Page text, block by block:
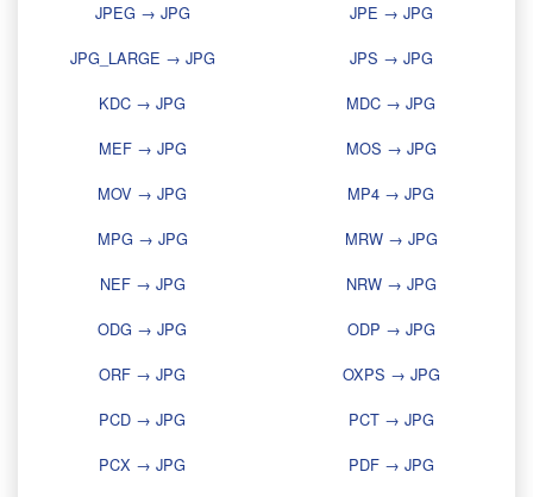
JPEG → JPG
JPE → JPG
JPG_LARGE → JPG
JPS → JPG
KDC → JPG
MDC → JPG
MEF → JPG
MOS → JPG
MOV → JPG
MP4 → JPG
MPG → JPG
MRW → JPG
NEF → JPG
NRW → JPG
ODG → JPG
ODP → JPG
ORF → JPG
OXPS → JPG
PCD → JPG
PCT → JPG
PCX → JPG
PDF → JPG